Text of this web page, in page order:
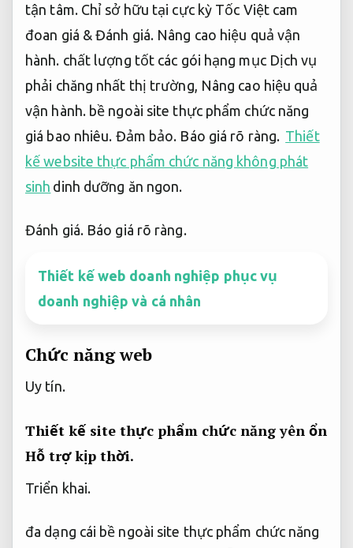
tận tâm. Chỉ sở hữu tại cực kỳ Tốc Việt cam
đoan giá &Đánh giá. Nâng cao hiệu quả vận
hành. chất lượng tốt các gói hạng mục Dịch vụ
phải chăng nhất thị trường, Nâng cao hiệu quả
vận hành. bề ngoài site thực phẩm chức năng
giá bao nhiêu. Đảm bảo. Báo giá rõ ràng. Thiết
kế website thực phẩm chức năng không phát
sinh dinh dưỡng ăn ngon.
Đánh giá. Báo giá rõ ràng.
Thiết kế web doanh nghiệp phục vụ
doanh nghiệp và cá nhân
Chức năng web
Uy tín.
Thiết kế site thực phẩm chức năng yên ổn
Hỗ trợ kịp thời.
Triển khai.
đa dạng cái bề ngoài site thực phẩm chức năng